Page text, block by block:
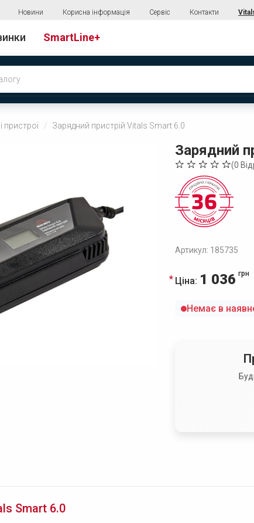
Новини Корисна інформація Сервіс Контакти
SmartLine+
пристрої Зарядний пристрій Vitals Smart 6.0
Зарядний
(0
Артикул: 185735
Ціна: 1 036 грн
Немає в
Smart 6.0